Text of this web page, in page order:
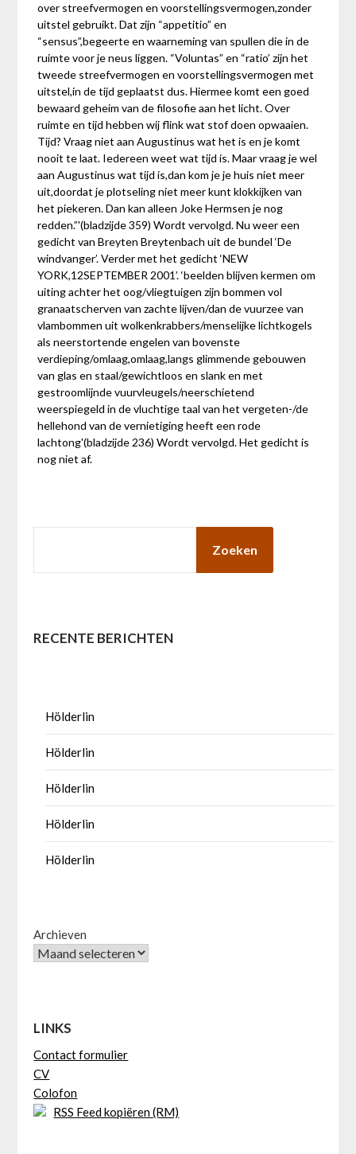
over streefvermogen en voorstellingsvermogen,zonder
uitstel gebruikt. Dat zijn “appetitio” en
“sensus”,begeerte en waarneming van spullen die in de
ruimte voor je neus liggen. “Voluntas” en “ratio’ zijn het
tweede streefvermogen en voorstellingsvermogen met
uitstel,in de tijd geplaatst dus. Hiermee komt een goed
bewaard geheim van de filosofie aan het licht. Over
ruimte en tijd hebben wij flink wat stof doen opwaaien.
Tijd? Vraag niet aan Augustinus wat het is en je komt
nooit te laat. Iedereen weet wat tijd is. Maar vraag je wel
aan Augustinus wat tijd is,dan kom je je huis niet meer
uit,doordat je plotseling niet meer kunt klokkijken van
het piekeren. Dan kan alleen Joke Hermsen je nog
redden.”'(bladzijde 359) Wordt vervolgd. Nu weer een
gedicht van Breyten Breytenbach uit de bundel ‘De
windvanger’. Verder met het gedicht ‘NEW
YORK,12SEPTEMBER 2001’. ‘beelden blijven kermen om
uiting achter het oog/vliegtuigen zijn bommen vol
granaatscherven van zachte lijven/dan de vuurzee van
vlambommen uit wolkenkrabbers/menselijke lichtkogels
als neerstortende engelen van bovenste
verdieping/omlaag,omlaag,langs glimmende gebouwen
van glas en staal/gewichtloos en slank en met
gestroomlijnde vuurvleugels/neerschietend
weerspiegeld in de vluchtige taal van het vergeten-/de
hellehond van de vernietiging heeft een rode
lachtong'(bladzijde 236) Wordt vervolgd. Het gedicht is
nog niet af.
Zoeken
RECENTE BERICHTEN
Hölderlin
Hölderlin
Hölderlin
Hölderlin
Hölderlin
Archieven
LINKS
Contact formulier
CV
Colofon
RSS Feed kopiëren (RM)